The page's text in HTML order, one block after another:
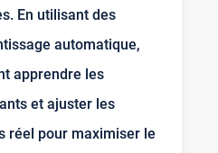
En utilisant des
automatique,
apprendre les
et ajuster les
réel pour maximiser le